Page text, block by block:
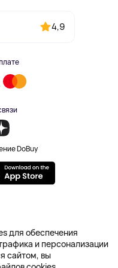
4,9
DoBuy
защищены
данных
NetLab
для обеспечения
и персонализации
сайтом, вы